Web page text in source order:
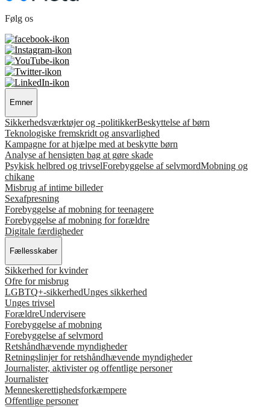
Følg os
Emner
Sikkerhedsværktøjer og -politikkerBeskyttelse af børn
Teknologiske fremskridt og ansvarlighed
Kampagne for at hjælpe med at beskytte børn
Analyse af hensigten bag at gøre skade
Psykisk helbred og trivselForebyggelse af selvmordMobning og
chikane
Misbrug af intime billeder
Sexafpresning
Forebyggelse af mobning for teenagere
Forebyggelse af mobning for forældre
Digitale færdigheder
Fællesskaber
Sikkerhed for kvinder
Ofre for misbrug
LGBTQ+-sikkerhedUnges sikkerhed
Unges trivsel
ForældreUndervisere
Forebyggelse af mobning
Forebyggelse af selvmord
Retshåndhævende myndigheder
Retningslinjer for retshåndhævende myndigheder
Journalister, aktivister og offentlige personer
Journalister
Menneskerettighedsforkæmpere
Offentlige personer